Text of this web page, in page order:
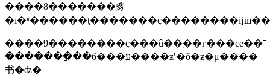
����8�������豸
����9��������ҫ���û��ֲ��г���ce��־
�������ֲ��б���ע����ƶʹ�õ�ƶ�μ����
书�ʣ�